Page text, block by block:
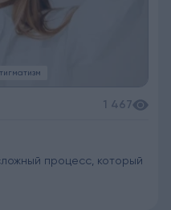
1 467
процесс, который